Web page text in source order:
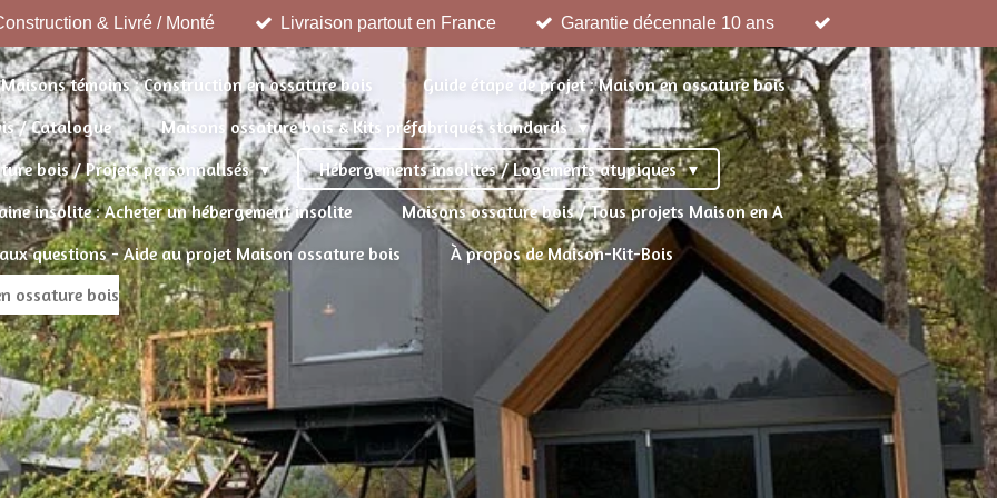
& Livré / Monté Livraison partout en France Garantie décennale 10 ans
Maisons témoins : Construction en ossature bois
Guide étape de projet : Maison en ossature bois
/ Catalogue
Maisons ossature bois & Kits préfabriqués standards
bois / Projets personnalisés
Hébergements insolites / Logements atypiques
insolite : Acheter un hébergement insolite
Maisons ossature bois / Tous projets Maison en A
questions - Aide au projet Maison ossature bois
À propos de Maison-Kit-Bois
ossature bois